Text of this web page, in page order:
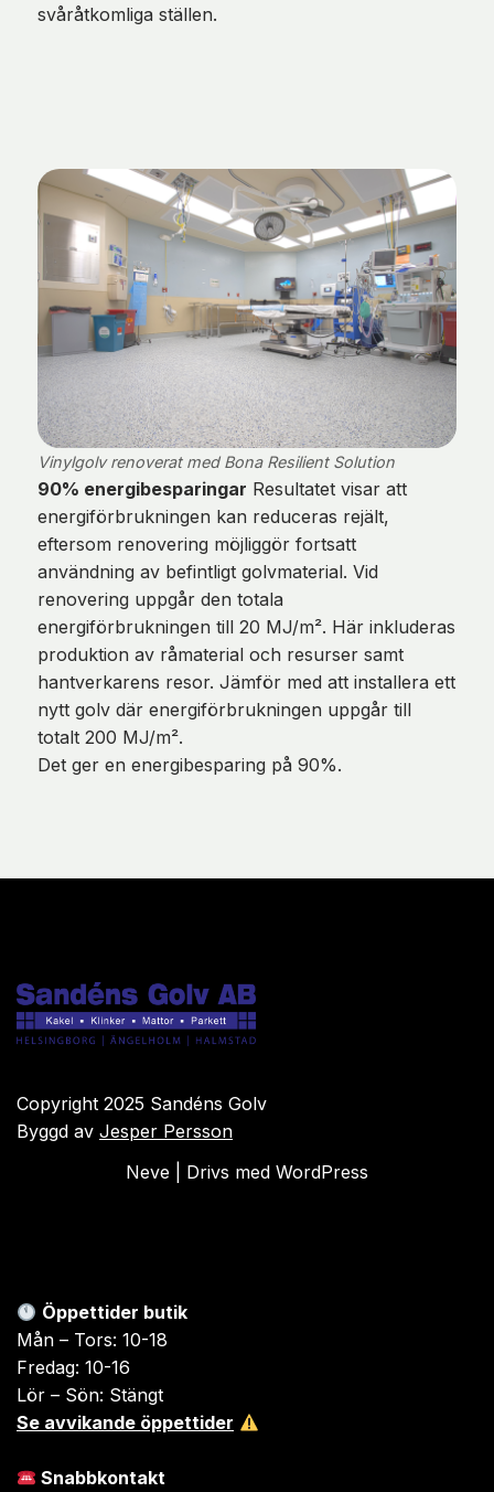
svåråtkomliga ställen.
Vinylgolv renoverat med Bona Resilient Solution
90% energibesparingar Resultatet visar att
energiförbrukningen kan reduceras rejält,
eftersom renovering möjliggör fortsatt
användning av befintligt golvmaterial. Vid
renovering uppgår den totala
energiförbrukningen till 20 MJ/m². Här inkluderas
produktion av råmaterial och resurser samt
hantverkarens resor. Jämför med att installera ett
nytt golv där energiförbrukningen uppgår till
totalt 200 MJ/m².
Det ger en energibesparing på 90%.
Copyright 2025 Sandéns Golv
Byggd av Jesper Persson
Neve | Drivs med WordPress
Öppettider butik
Mån – Tors: 10-18
Fredag: 10-16
Lör – Sön: Stängt
Se avvikande öppettider
Snabbkontakt